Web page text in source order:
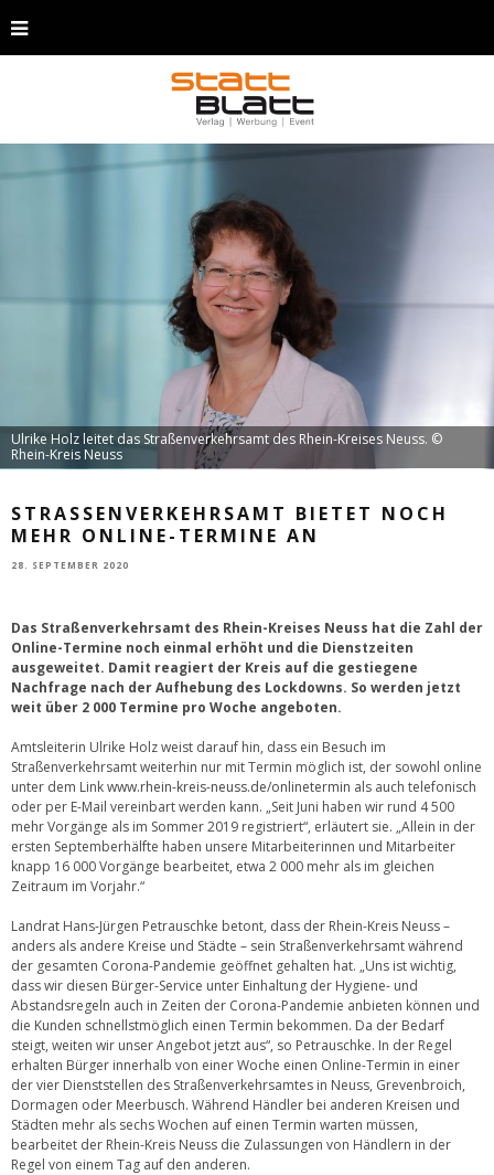
Ulrike Holz leitet das Straßenverkehrsamt des Rhein-Kreises Neuss. ©
Rhein-Kreis Neuss
STRASSENVERKEHRSAMT BIETET NOCH M
EHR ONLINE-TERMINE AN
28. SEPTEMBER 2020
Das Straßenverkehrsamt des Rhein-Kreises Neuss hat die Zahl der
Online-Termine noch einmal erhöht und die Dienstzeiten
ausgeweitet. Damit reagiert der Kreis auf die gestiegene
Nachfrage nach der Aufhebung des Lockdowns. So werden jetzt
weit über 2 000 Termine pro Woche angeboten.
Amtsleiterin Ulrike Holz weist darauf hin, dass ein Besuch im
Straßenverkehrsamt weiterhin nur mit Termin möglich ist, der sowohl online
unter dem Linkwww.rhein-kreis-neuss.de/onlinetermin als auch telefonisch
oder per E-Mail vereinbart werden kann. „Seit Juni haben wir rund 4 500
mehr Vorgänge als im Sommer 2019 registriert“, erläutert sie. „Allein in der
ersten Septemberhälfte haben unsere Mitarbeiterinnen und Mitarbeiter
knapp 16 000 Vorgänge bearbeitet, etwa 2 000 mehr als im gleichen
Zeitraum im Vorjahr.“
Landrat Hans-Jürgen Petrauschke betont, dass der Rhein-Kreis Neuss –
anders als andere Kreise und Städte – sein Straßenverkehrsamt während
der gesamten Corona-Pandemie geöffnet gehalten hat. „Uns ist wichtig,
dass wir diesen Bürger-Service unter Einhaltung der Hygiene- und
Abstandsregeln auch in Zeiten der Corona-Pandemie anbieten können und
die Kunden schnellstmöglich einen Termin bekommen. Da der Bedarf
steigt, weiten wir unser Angebot jetzt aus“, so Petrauschke. In der Regel
erhalten Bürger innerhalb von einer Woche einen Online-Termin in einer
der vier Dienststellen des Straßenverkehrsamtes in Neuss, Grevenbroich,
Dormagen oder Meerbusch. Während Händler bei anderen Kreisen und
Städten mehr als sechs Wochen auf einen Termin warten müssen,
bearbeitet der Rhein-Kreis Neuss die Zulassungen von Händlern in der
Regel von einem Tag auf den anderen.